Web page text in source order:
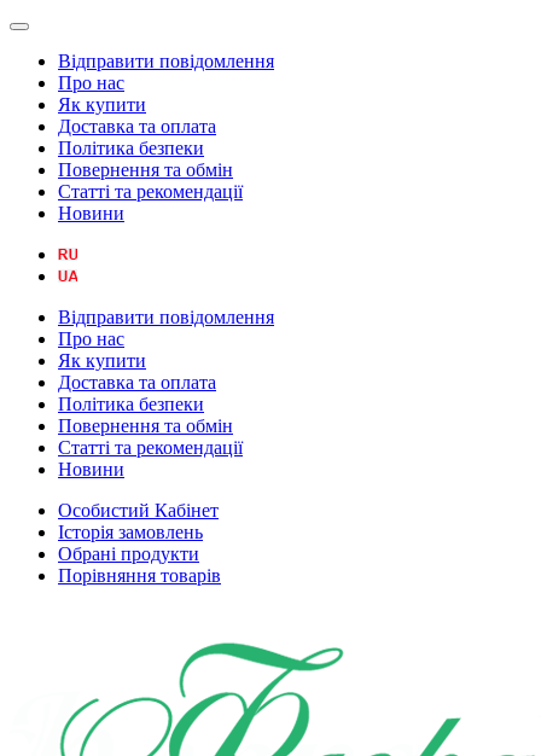
Відправити повідомлення
Про нас
Як купити
Доставка та оплата
Політика безпеки
Повернення та обмін
Статті та рекомендації
Новини
Відправити повідомлення
Про нас
Як купити
Доставка та оплата
Політика безпеки
Повернення та обмін
Статті та рекомендації
Новини
Особистий Кабінет
Історія замовлень
Обрані продукти
Порівняння товарів